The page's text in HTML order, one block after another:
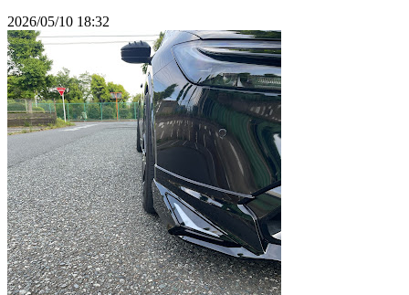
2026/05/10 18:32